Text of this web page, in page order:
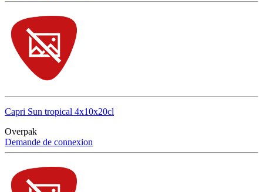
Capri Sun tropical 4x10x20cl
Overpak
Demande de connexion